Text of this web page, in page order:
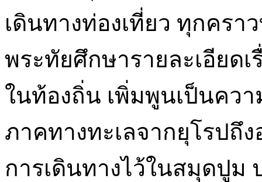
เดินทางท่องเที่ยว ทุกครา
พระทัยศึกษารายละเอียด
ในท้องถิ่น เพิ่มพูนเป็นคว
ภาคทางทะเลจากยุโรปถึ
การเดินทางไว้ในสมุดปูม